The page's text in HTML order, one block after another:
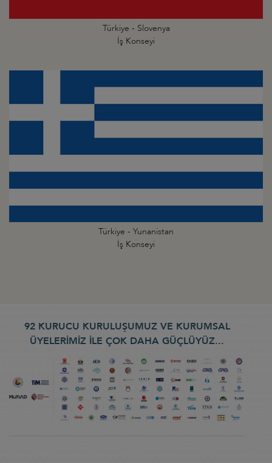
Türkiye - Slovenya
İş Konseyi
Türkiye - Yunanistan
İş Konseyi
92 KURUCU KURULUŞUMUZ VE KURUMSAL
ÜYELERİMİZ İLE ÇOK DAHA GÜÇLÜYÜZ...